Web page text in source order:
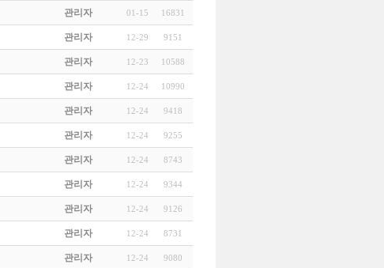
관리자 01-15 16831
관리자 12-29 9151
관리자 12-23 10588
관리자 12-24 10990
관리자 12-24 9418
관리자 12-24 9255
관리자 12-24 8743
관리자 12-24 9344
관리자 12-24 9126
관리자 12-24 8731
관리자 12-24 9080